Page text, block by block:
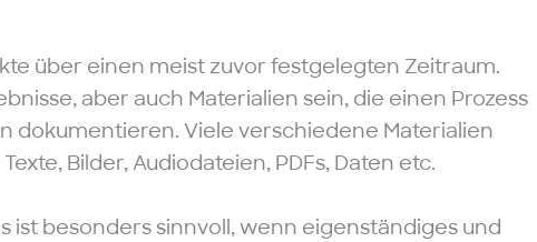
über einen meist zuvor festgelegten Zeitraum.
aber auch Materialien sein, die einen Prozess
dokumentieren. Viele verschiedene Materialien
Bilder, Audiodateien, PDFs, Daten etc.
ist besonders sinnvoll, wenn eigenständiges und